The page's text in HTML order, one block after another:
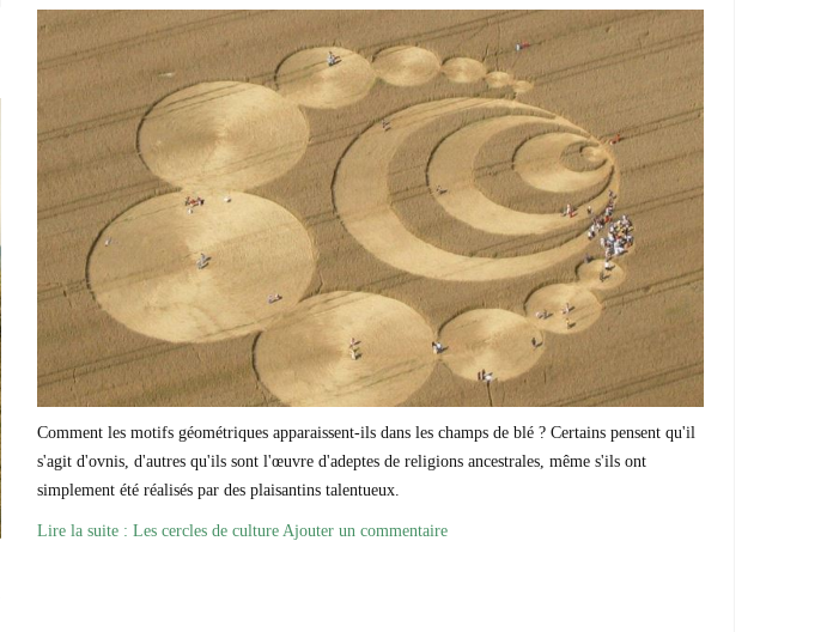
Comment les motifs géométriques apparaissent-ils dans les champs de blé ? Certains pensent qu'il
s'agit d'ovnis, d'autres qu'ils sont l'œuvre d'adeptes de religions ancestrales, même s'ils ont
simplement été réalisés par des plaisantins talentueux.
Lire la suite : Les cercles de culture Ajouter un commentaire